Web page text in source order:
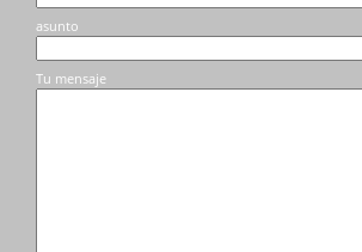
asunto
Tu mensaje